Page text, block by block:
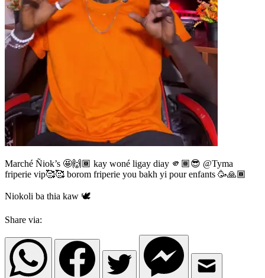
Marché Ñiok’s 🤩🙌🏾 kay woné ligay diay 🫵🏾😎 @Tyma
friperie vip🥰🥰 borom friperie you bakh yi pour enfants 🥳🙏🏾
Niokoli ba thia kaw 🕊️
Share via: